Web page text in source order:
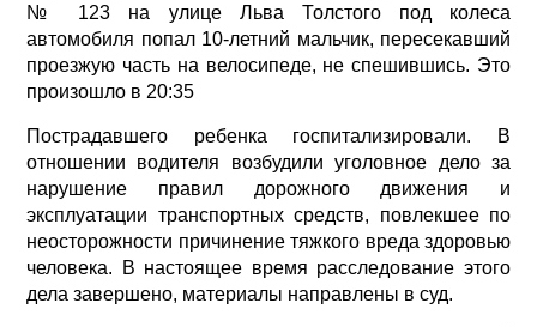
№ 123 на улице Льва Толстого под колеса
автомобиля попал 10-летний мальчик, пересекавший
проезжую часть на велосипеде, не спешившись. Это
произошло в 20:35
Пострадавшего ребенка госпитализировали. В
отношении водителя возбудили уголовное дело за
нарушение правил дорожного движения и
эксплуатации транспортных средств, повлекшее по
неосторожности причинение тяжкого вреда здоровью
человека. В настоящее время расследование этого
дела завершено, материалы направлены в суд.